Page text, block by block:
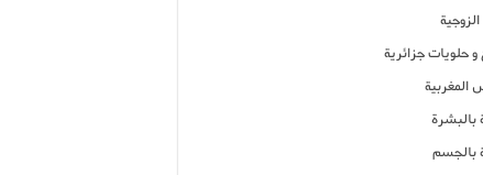
حلويات جزائرية
المغربية
بالبشرة
بالجسم